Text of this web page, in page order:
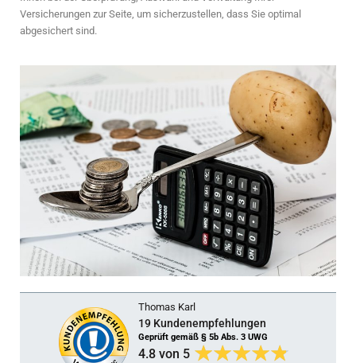
Versicherungen zur Seite, um sicherzustellen, dass Sie optimal
abgesichert sind.
Thomas Karl
19 Kundenempfehlungen
Geprüft gemäß § 5b Abs. 3 UWG
4.8 von 5